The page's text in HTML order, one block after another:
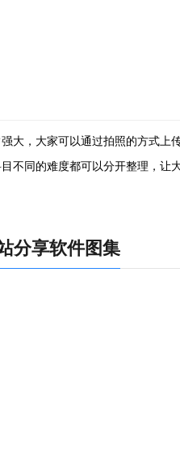
软件!
大，大家可以通过拍照的方式上
不同的难度都可以分开整理，
分享软件图集